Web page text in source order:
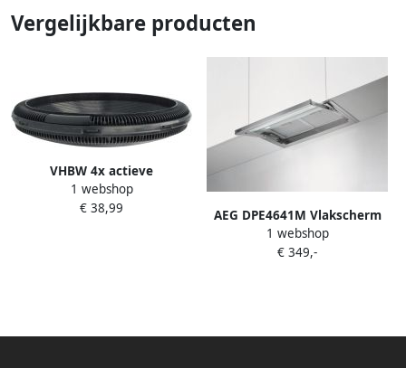
Vergelijkbare producten
VHBW 4x actieve
koolstoffilters compatibel
met AEG AFV618K Arthur
1 webshop
€ 38,99
AEG DPE4641M Vlakscherm
Afzuigkap
1 webshop
€ 349,-